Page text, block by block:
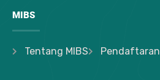
MIBS
Tentang MIBS Pendaftaran